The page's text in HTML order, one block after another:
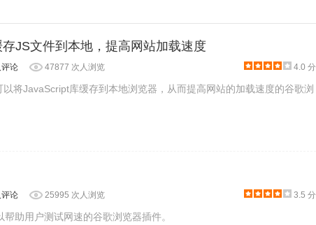
JS文件到本地，提高网站加载速度
论 47877 次人浏览 4.0 分
将JavaScript库缓存到本地浏览器，从而提高网站的加载速度的谷歌浏
论 25995 次人浏览 3.5 分
助用户测试网速的谷歌浏览器插件。